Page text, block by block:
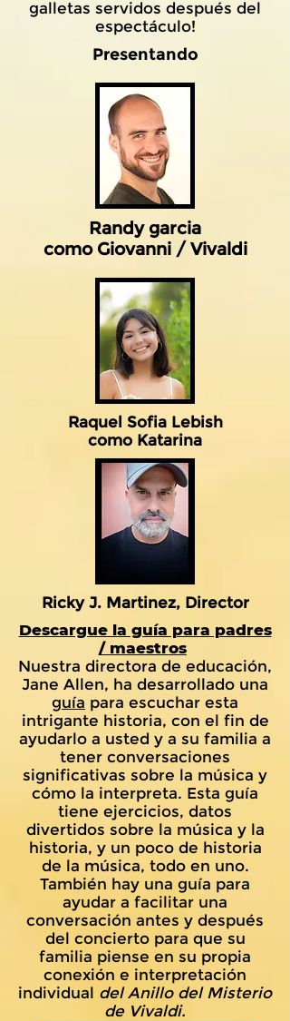
galletas servidos después del
espectáculo!
Presentando
Randy garcia
como Giovanni / Vivaldi
Raquel Sofia Lebish
como Katarina
Ricky J. Martinez, Director
Descargue la guía para padres
/ maestros
Nuestra directora de educación,
Jane Allen, ha desarrollado una
guía para escuchar esta
intrigante historia, con el fin de
ayudarlo a usted y a su familia a
tener conversaciones
significativas sobre la música y
cómo la interpreta. Esta guía
tiene ejercicios, datos
divertidos sobre la música y la
historia, y un poco de historia
de la música, todo en uno.
También hay una guía para
ayudar a facilitar una
conversación antes y después
del concierto para que su
familia piense en su propia
conexión e interpretación
individual del Anillo del Misterio
de Vivaldi.